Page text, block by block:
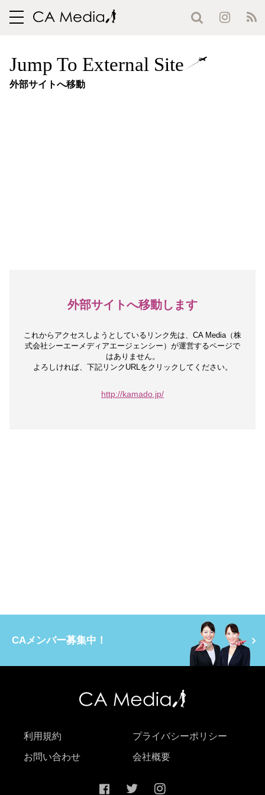
toggle
Jump To External Site
外部サイトへ移動
外部サイトへ移動します
これからアクセスしようとしているリンク先は、 CA Media（株
式会社シーエーメディアエージェンシー）が運営するページで
はありません。
よろしければ、下記リンクURLをクリックしてください。
http://kamado.jp/
CAメンバー募集中！
利用規約 プライバシーポリシー
お問い合わせ 会社概要